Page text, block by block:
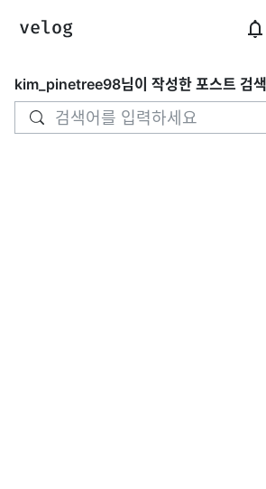
kim_pinetree98님이 작성한 포스트 검색